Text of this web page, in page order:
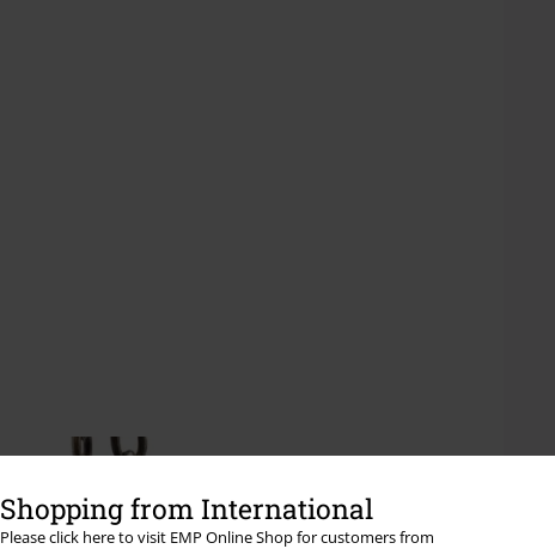
Shopping from International
Please click here to visit EMP Online Shop for customers from